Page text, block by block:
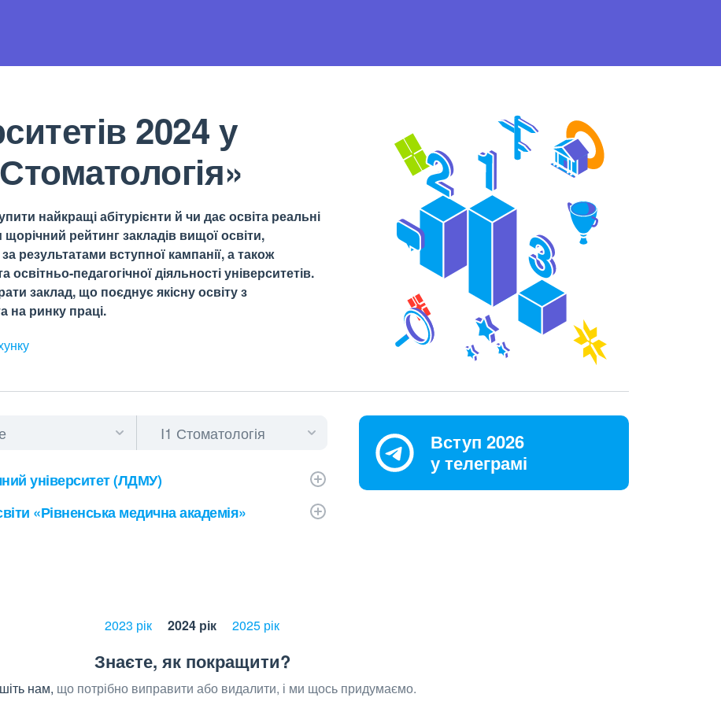
2024 у
найкращі абітурієнти й чи дає освіта реальні
рейтинг закладів вищої освіти,
вступної кампанії, а також
педагогічної діяльності університетів.
заклад, що поєднує якісну освіту з
на ринку праці.
університет (ЛДМУ)
«Рівненська медична академія»
Вступ 2026
у телеграмі
2023 рік 2024 рік 2025 рік
Знаєте, як покращити?
нам, що потрібно виправити або видалити, і ми щось придумаємо.